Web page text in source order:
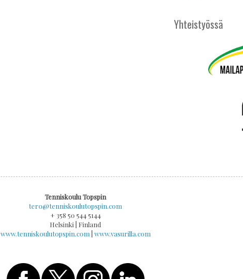
Yhteistyössä
Tenniskoulu Topspin
tero@tenniskoulutopspin.com
+ 358 50 544 5144
Helsinki | Finland
www.tenniskoulutopspin.com www.vasurilla.com